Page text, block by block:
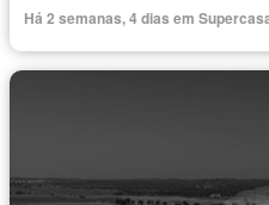
Há 2 semanas, 4 dias em